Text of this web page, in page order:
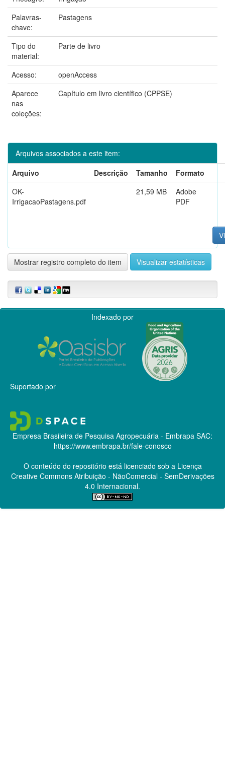
Palavras-
chave:
Pastagens
Tipo do
material:
Parte de livro
Acesso:
openAccess
Aparece
nas
coleções:
Capítulo em livro científico (CPPSE)
Arquivos associados a este item:
Arquivo
Descrição Tamanho
Formato
OK-
IrrigacaoPastagens.pdf
21,59 MB
Adobe
PDF
Mostrar registro completo do item Visualizar estatísticas
Indexado por
Suportado por
Empresa Brasileira de Pesquisa Agropecuária - Embrapa SAC:
https://www.embrapa.br/fale-conosco
O conteúdo do repositório está licenciado sob a Licença
Creative CommonsAtribuição - NãoComercial - SemDerivações
4.0 Internacional.